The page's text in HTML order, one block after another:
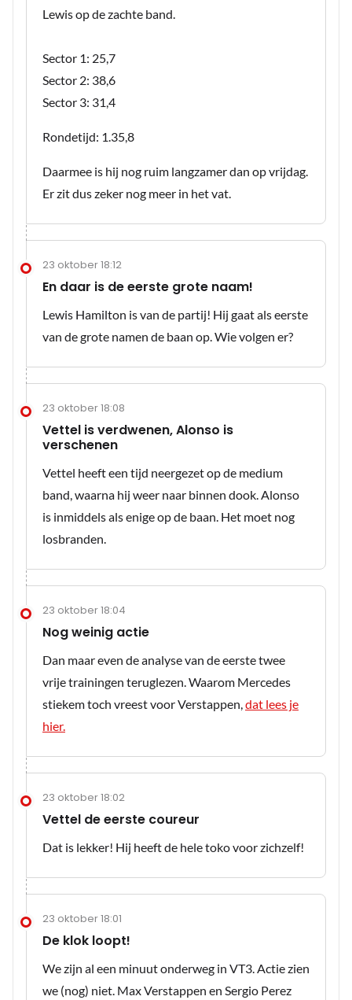
Lewis op de zachte band.
Sector 1: 25,7
Sector 2: 38,6
Sector 3: 31,4
Rondetijd: 1.35,8
Daarmee is hij nog ruim langzamer dan op vrijdag.
Er zit dus zeker nog meer in het vat.
23 oktober 18:12
En daar is de eerste grote naam!
Lewis Hamilton is van de partij! Hij gaat als eerste
van de grote namen de baan op. Wie volgen er?
23 oktober 18:08
Vettel is verdwenen, Alonso is
verschenen
Vettel heeft een tijd neergezet op de medium
band, waarna hij weer naar binnen dook. Alonso
is inmiddels als enige op de baan. Het moet nog
losbranden.
23 oktober 18:04
Nog weinig actie
Dan maar even de analyse van de eerste twee
vrije trainingen teruglezen. Waarom Mercedes
stiekem toch vreest voor Verstappen, dat lees je
hier.
23 oktober 18:02
Vettel de eerste coureur
Dat is lekker! Hij heeft de hele toko voor zichzelf!
23 oktober 18:01
De klok loopt!
We zijn al een minuut onderweg in VT3. Actie zien
we (nog) niet. Max Verstappen en Sergio Perez